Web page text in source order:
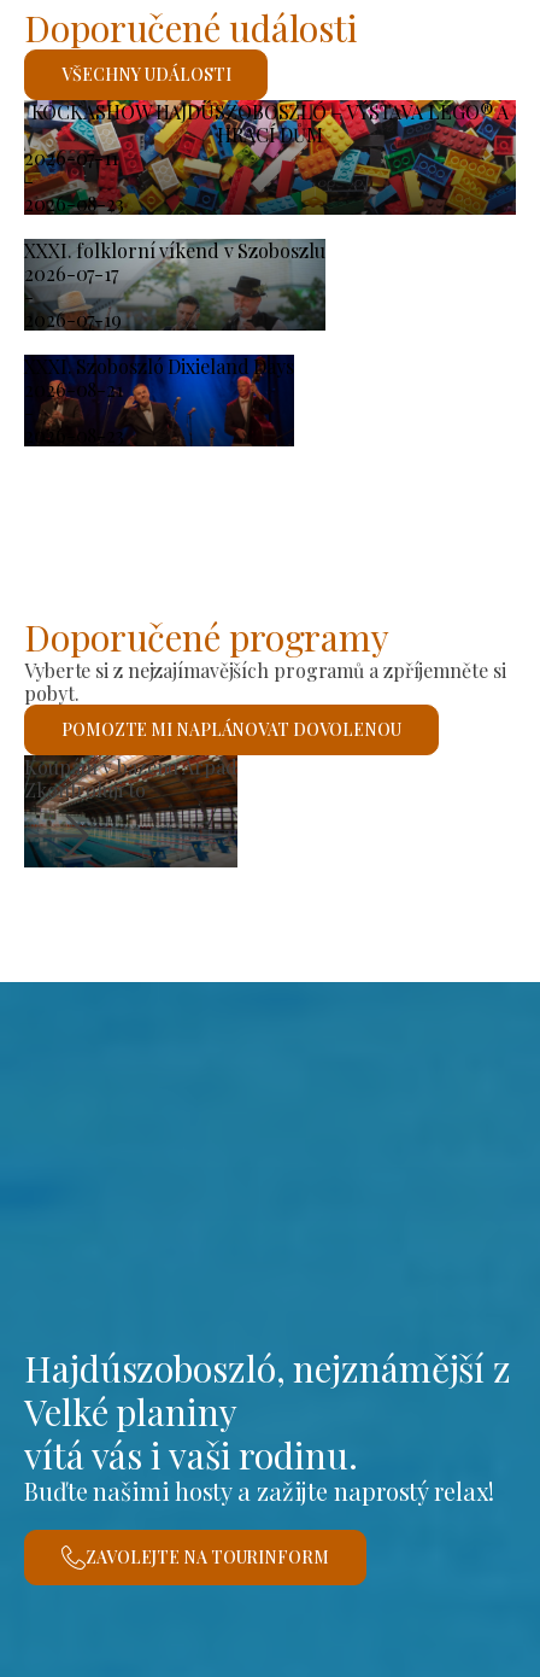
KOCKASHOW HAJDÚSZOBOSZLÓ – VÝSTAVA LEGO® A
HRACÍ DŮM
2026-07-11
-
2026-08-23
XXXI. folklorní víkend v Szoboszlu
2026-07-17
-
2026-07-19
XXXI. Szoboszló Dixieland Days
2026-08-21
-
2026-08-23
Doporučené události
VŠECHNY UDÁLOSTI
Doporučené programy
Vyberte si z nejzajímavějších programů a zpříjemněte si
pobyt.
POMOZTE MI NAPLÁNOVAT DOVOLENOU
trh
to
Hajdúszoboszló, nejznámější z
Velké planiny
vítá vás i vaši rodinu.
Buďte našimi hosty a zažijte naprostý relax!
ZAVOLEJTE NA TOURINFORM